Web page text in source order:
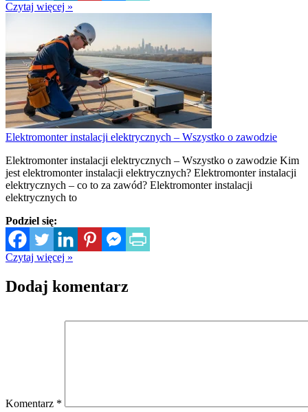
Czytaj więcej »
Elektromonter instalacji elektrycznych – Wszystko o zawodzie
Elektromonter instalacji elektrycznych – Wszystko o zawodzie Kim
jest elektromonter instalacji elektrycznych? Elektromonter instalacji
elektrycznych – co to za zawód? Elektromonter instalacji
elektrycznych to
Podziel się:
Czytaj więcej »
Dodaj komentarz
Komentarz *